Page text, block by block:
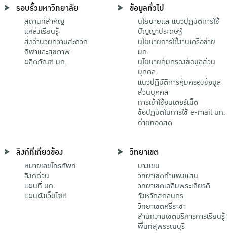
รอบรั้วมหาวิทยาลัย
สถานที่สำคัญ
แหล่งเรียนรู้
สิ่งอำนวยความสะดวก
กีฬาและสุขภาพ
ผลิตภัณฑ์ มก.
ข้อมูลทั่วไป
นโยบายและแนวปฏิบัติการใช้
ปัญญาประดิษฐ์
นโยบายการใช้งานเครือข่าย
มก.
นโยบายคุ้มครองข้อมูลส่วน
บุคคล
แนวปฏิบัติการคุ้มครองข้อมูล
ส่วนบุคคล
การเข้าใช้อินเตอร์เน็ต
ข้อปฏิบัติในการใช้ e-mail มก.
ถ่ายทอดสด
ลิงก์ที่เกี่ยวข้อง
หมายเลขโทรศัพท์
ลิงก์ด่วน
แผนที่ มก.
แผนผังเว็บไซต์
วิทยาเขต
บางเขน
วิทยาเขตกําแพงแสน
วิทยาเขตเฉลิมพระเกียรติ
จังหวัดสกลนคร
วิทยาเขตศรีราชา
สำนักงานเขตบริหารการเรียนรู้
พื้นที่สุพรรณบุรี